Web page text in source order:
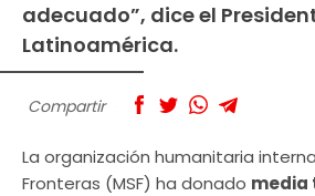
adecuado”, dice el
Latinoamérica.
Compartir
La organización humanitaria
Fronteras (MSF) ha donado media